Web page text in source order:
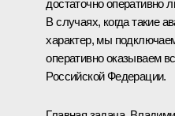
достаточно оперативно
В случаях, когда такие
характер, мы
оперативно оказываем
Российской Федерации.